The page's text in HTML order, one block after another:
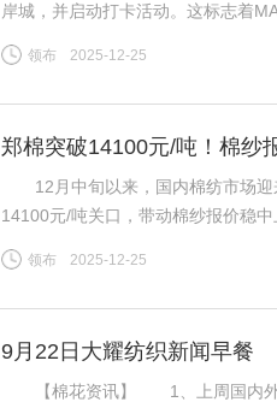
岸城，并启动打卡活动。这标志着
20世纪80年代初，西班牙开始向国际
领布 2025-12-25
郑棉突破14100元/吨！棉纱
地市场
12月中旬以来，国内棉纺市场迎
14100元/吨关口，带动棉纱报价稳
挤压，行业竞争格局生变。 据新
领布 2025-12-25
9月22日大耀纺织新闻早餐
【棉花资讯】 1、上周国内外棉